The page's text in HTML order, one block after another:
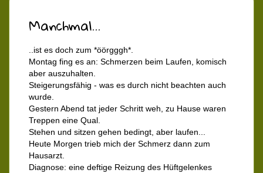
Manchmal...
..ist es doch zum *öörgggh*.
Montag fing es an: Schmerzen beim Laufen, komisch
aber auszuhalten.
Steigerungsfähig - was es durch nicht beachten auch
wurde.
Gestern Abend tat jeder Schritt weh, zu Hause waren
Treppen eine Qual.
Stehen und sitzen gehen bedingt, aber laufen...
Heute Morgen trieb mich der Schmerz dann zum
Hausarzt.
Diagnose: eine deftige Reizung des Hüftgelenkes